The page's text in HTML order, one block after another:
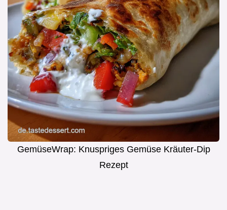
GemüseWrap: Knuspriges Gemüse Kräuter-Dip
Rezept